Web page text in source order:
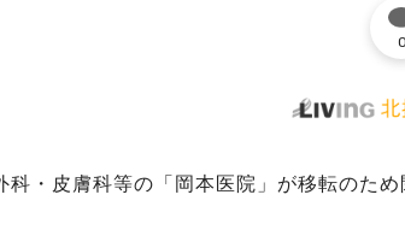
0
・皮膚科等の「岡本医院」が移転のため